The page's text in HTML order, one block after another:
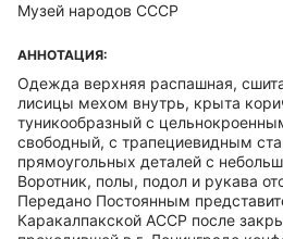
Музей народов СССР
АННОТАЦИЯ:
Одежда верхняя распашная,
лисицы мехом внутрь, крыта
туникообразный с
свободный, с трапециевидным
прямоугольных деталей с
Воротник, полы, подол и рукава
Передано Постоянным
Каракалпакской АССР после